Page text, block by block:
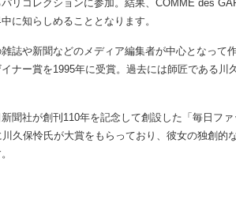
リコレクションに参加。結果、COMME des
に知らしめることとなります。
誌や新聞などのメディア編集者が中心となって
ナー賞を1995年に受賞。過去には師匠である
聞社が創刊110年を記念して創設した「毎日ファ
久保怜氏が大賞をもらっており、彼女の独創的